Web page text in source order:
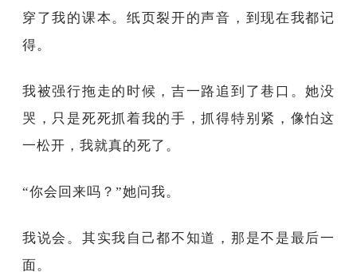
穿了我的课本。纸页裂开的声音，到现在我都记
得。
我被强行拖走的时候，吉一路追到了巷口。她没
哭，只是死死抓着我的手，抓得特别紧，像怕这
一松开，我就真的死了。
“你会回来吗？”她问我。
我说会。其实我自己都不知道，那是不是最后一
面。